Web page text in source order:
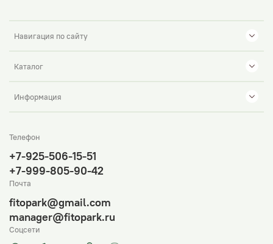
Навигация по сайту
Каталог
Информация
Телефон
+7-925-506-15-51
+7-999-805-90-42
Почта
fitopark@gmail.com
manager@fitopark.ru
Соцсети